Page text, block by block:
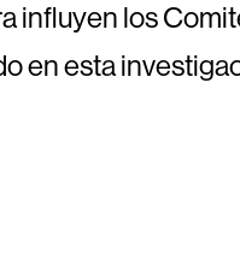
influyen los
en esta